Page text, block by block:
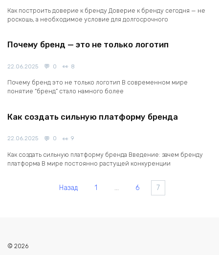
Как построить доверие к бренду Доверие к бренду сегодня — не
роскошь, а необходимое условие для долгосрочного
Почему бренд — это не только логотип
22.06.2025 0 8
Почему бренд это не только логотип В современном мире
понятие “бренд” стало намного более
Как создать сильную платформу бренда
22.06.2025 0 9
Как создать сильную платформу бренда Введение: зачем бренду
платформа В мире постоянно растущей конкуренции
Назад 1 … 6 7
© 2026